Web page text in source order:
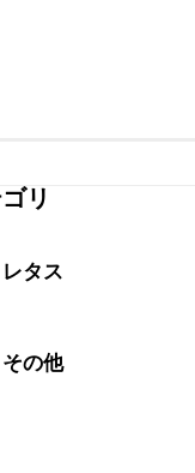
。なるべくお早めにお
リ
レタス
その他